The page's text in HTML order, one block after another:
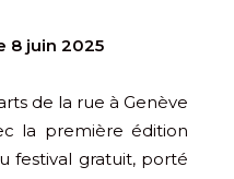
8 juin 2025
de la rue à Genève
la première édition
festival gratuit, porté